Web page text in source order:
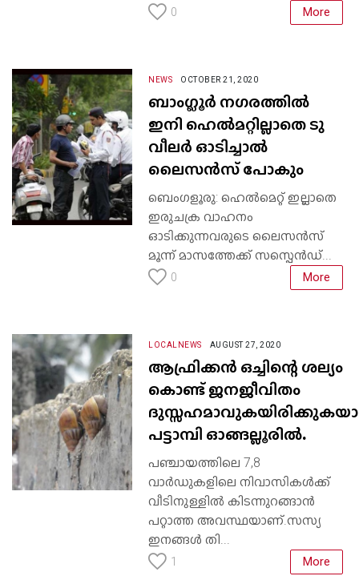
0 More
NEWS OCTOBER 21, 2020
ബാംഗ്ലൂർ നഗരത്തിൽ
ഇനി ഹെൽമറ്റില്ലാതെ ടു
വീലർ ഓടിച്ചാൽ
ലൈസൻസ് പോകും
ബെംഗളൂരു: ഹെല്‍മെറ്റ്‌ ഇല്ലാതെ
ഇരുചക്ര വാഹനം
ഓടിക്കുന്നവരുടെ ലൈസന്‍സ്
മൂന്ന് മാസത്തേക്ക് സസ്പെന്‍ഡ്...
0 More
LOCALNEWS AUGUST 27, 2020
ആഫ്രിക്കൻ ഒച്ചിന്റെ ശല്യം
കൊണ്ട് ജനജീവിതം
പട്ടാമ്പി ഓങ്ങല്ലൂരിൽ.
പഞ്ചായത്തിലെ 7,8
വാർഡുകളിലെ നിവാസികൾക്ക്
വീടിനുള്ളിൽ കിടന്നുറങ്ങാൻ
പറ്റാത്ത അവസ്ഥയാണ്.സസ്യ
ഇനങ്ങൾ തി...
1 More